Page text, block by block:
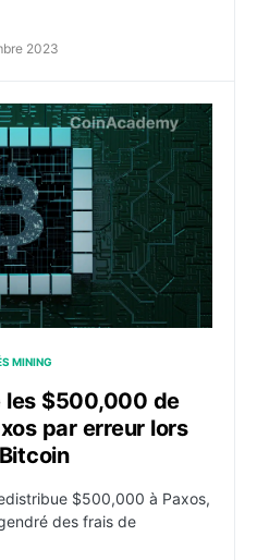
2023
de frais payés par
MINING
les $500,000 de
par erreur lors
$500,000 à Paxos,
des frais de